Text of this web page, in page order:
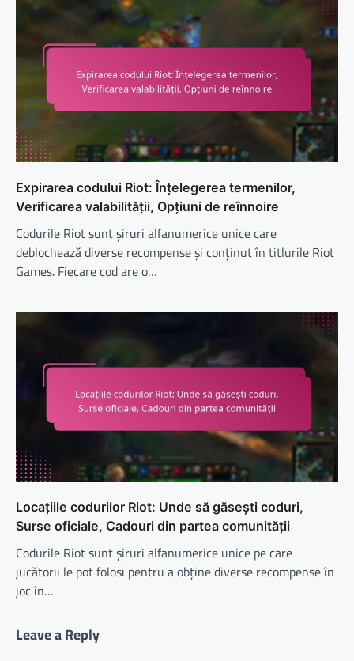
Expirarea codului Riot: Înțelegerea termenilor,
Verificarea valabilității, Opțiuni de reînnoire
Codurile Riot sunt șiruri alfanumerice unice care
deblochează diverse recompense și conținut în titlurile Riot
Games. Fiecare cod are o…
Locațiile codurilor Riot: Unde să găsești coduri,
Surse oficiale, Cadouri din partea comunității
Codurile Riot sunt șiruri alfanumerice unice pe care
jucătorii le pot folosi pentru a obține diverse recompense în
joc în…
Leave a Reply